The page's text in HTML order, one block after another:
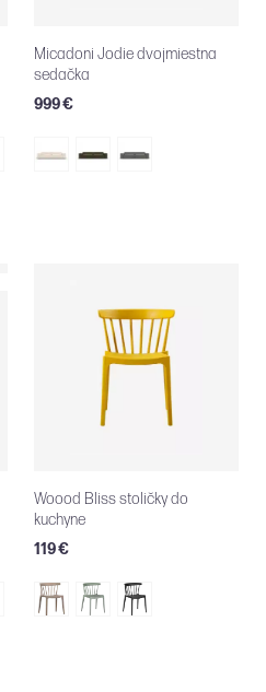
Micadoni Jodie dvojmiestna
sedačka
999 €
Woood Bliss stoličky do
kuchyne
119 €